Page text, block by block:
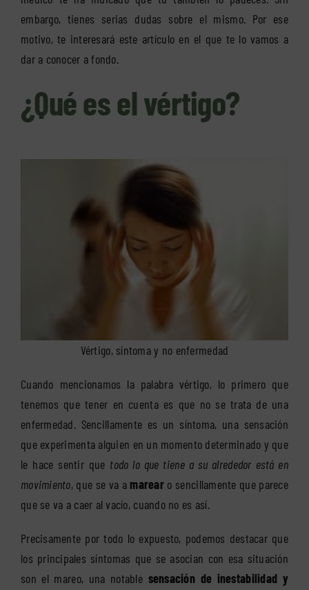
embargo, tienes serias dudas sobre el mismo. Por ese
motivo, te interesará este artículo en el que te lo vamos a
dar a conocer a fondo.
¿Qué es el vértigo?
Vértigo, síntoma y no enfermedad
Cuando mencionamos la palabra vértigo, lo primero que
tenemos que tener en cuenta es que no se trata de una
enfermedad. Sencillamente es un síntoma, una sensación
que experimenta alguien en un momento determinado y que
le hace sentir que todo lo que tiene a su alrededor está en
movimiento, que se va a marear o sencillamente que parece
que se va a caer al vacío, cuando no es así.
Precisamente por todo lo expuesto, podemos destacar que
los principales síntomas que se asocian con esa situación
son el mareo, una notable sensación de inestabilidad y